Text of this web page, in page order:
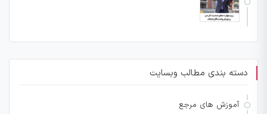
دسته بندی مطالب وبسایت
آموزش های مرجع